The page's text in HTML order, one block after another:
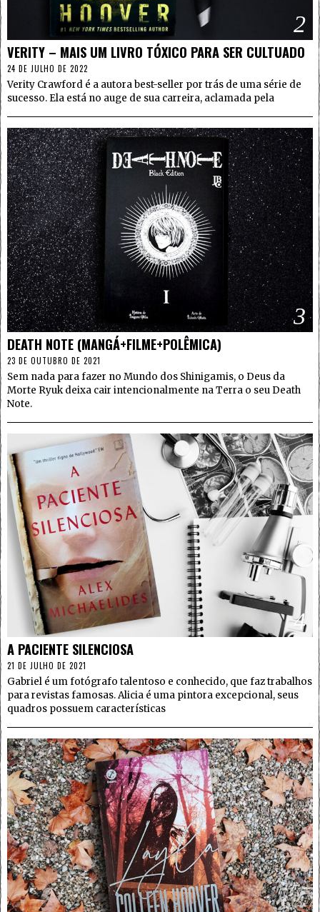
2
VERITY – MAIS UM LIVRO TÓXICO PARA SER CULTUADO
24 DE JULHO DE 2022
Verity Crawford é a autora best-seller por trás de uma série de
sucesso. Ela está no auge de sua carreira, aclamada pela
3
DEATH NOTE (MANGÁ+FILME+POLÊMICA)
23 DE OUTUBRO DE 2021
Sem nada para fazer no Mundo dos Shinigamis, o Deus da
Morte Ryuk deixa cair intencionalmente na Terra o seu Death
Note.
4
A PACIENTE SILENCIOSA
21 DE JULHO DE 2021
Gabriel é um fotógrafo talentoso e conhecido, que faz trabalhos
para revistas famosas. Alicia é uma pintora excepcional, seus
quadros possuem características